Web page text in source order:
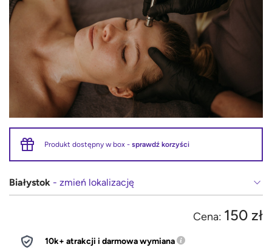
Produkt dostępny w box - sprawdź korzyści
Białystok - zmień lokalizację
Cena: 150 zł
10k+ atrakcji i darmowa wymiana